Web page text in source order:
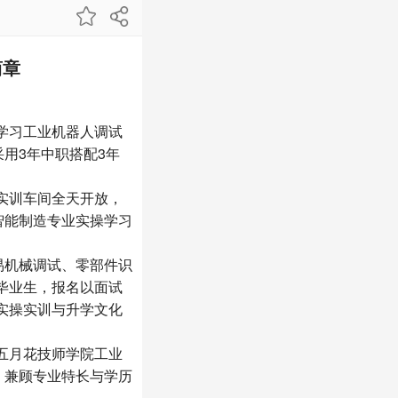
工业机器人调试
3年中职搭配3年
车间全天开放，
制造专业实操学习
械调试、零部件识
业生，报名以面试
操实训与升学文化
花技师学院工业
顾专业特长与学历